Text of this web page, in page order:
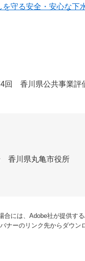
守る安全・安心な下
川県公共事業評価
香川県丸亀市役所
には、Adobe社が提供する
ナーのリンク先からダウン